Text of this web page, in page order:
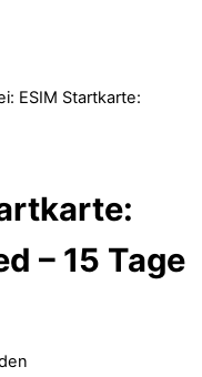
ESIM Startkarte:
– 15 Tage